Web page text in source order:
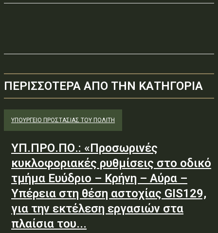
ΠΕΡΙΣΣΟΤΕΡΑ ΑΠΟ ΤΗΝ ΚΑΤΗΓΟΡΙΑ
ΥΠΟΥΡΓΕΊΟ ΠΡΟΣΤΑΣΊΑΣ ΤΟΥ ΠΟΛΊΤΗ
ΥΠ.ΠΡΟ.ΠΟ.: «Προσωρινές
κυκλοφοριακές ρυθμίσεις στο οδικό
τμήμα Ευύδριο – Κρήνη – Αύρα –
Υπέρεια στη θέση αστοχίας GIS129,
για την εκτέλεση εργασιών στα
πλαίσια του...